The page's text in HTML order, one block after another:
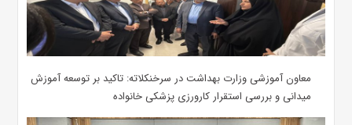
معاون آموزشی وزارت بهداشت در سرخنکلاته: تاکید بر توسعه آموزش
میدانی و بررسی استقرار کارورزی پزشکی ‌خانواده